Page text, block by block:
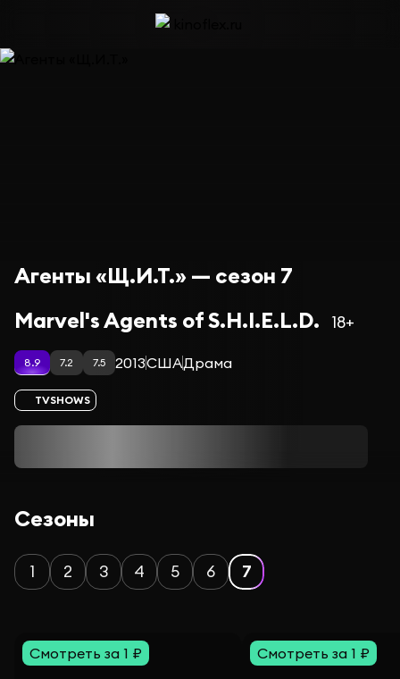
Агенты «Щ.И.Т.» — сезон 7
Marvel's Agents of S.H.I.E.L.D.
18+
8.9 7.2 7.5 2013СШАДрама
TVSHOWS
Сезоны
1 2 3 4 5 6 7
Смотреть за 1 ₽ Смотреть за 1 ₽